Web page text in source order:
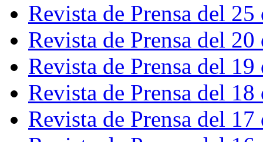
Revista de Prensa del
Revista de Prensa del
Revista de Prensa del
Revista de Prensa del
Revista de Prensa del